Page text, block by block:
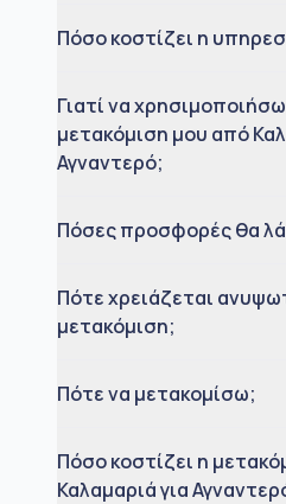
Πόσο κοστίζει η
Γιατί να
μετακόμιση μου από
Αγναντερό;
Πόσες προσφορές θα
Πότε χρειάζεται
μετακόμιση;
Πότε να μετακομίσω;
Πόσο κοστίζει η
Καλαμαριά για